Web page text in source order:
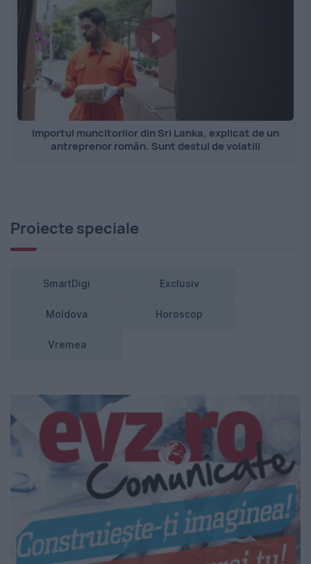
Importul muncitorilor din Sri Lanka, explicat de un
antreprenor român. Sunt destul de volatili
Proiecte speciale
SmartDigi Exclusiv
Moldova Horoscop
Vremea